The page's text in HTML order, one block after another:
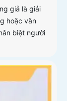
giả là giải
hoặc văn
biệt người